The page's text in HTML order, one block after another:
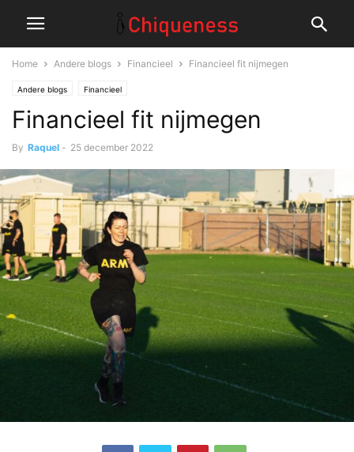
Home Andere blogs Financieel Financieel fit nijmegen
Andere blogs Financieel
Financieel fit nijmegen
By Raquel - 25 december 2022